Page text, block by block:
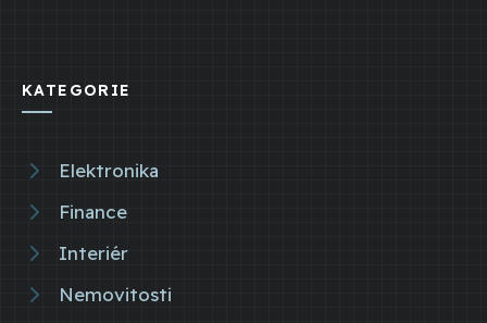
KATEGORIE
Elektronika
Finance
Interiér
Nemovitosti